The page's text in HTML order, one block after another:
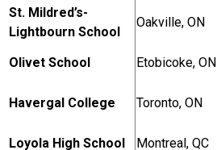
St. Mildred’s-
Lightbourn School
Oakville, ON
Olivet School Etobicoke, ON
Havergal College Toronto, ON
Loyola High School Montreal, QC